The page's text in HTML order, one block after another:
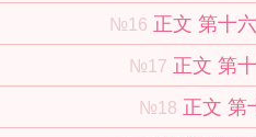
№16 正文 第十
№17 正文 第
№18 正文 第